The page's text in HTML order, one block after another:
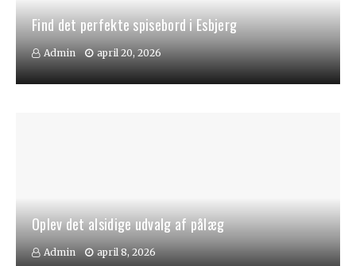
Find det perfekte spisebord i Esbjerg
Admin april 20, 2026
Oplev det alsidige udvalg af pålæg
Admin april 8, 2026